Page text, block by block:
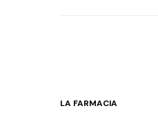
LA FARMACIA